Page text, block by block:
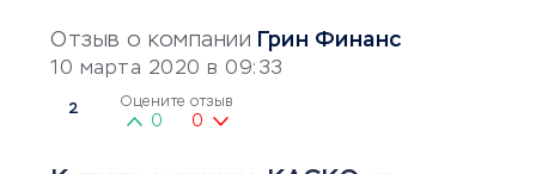
Отзыв о компании Грин Финанс
10 марта 2020 в 09:33
2 Оцените отзыв
0 0